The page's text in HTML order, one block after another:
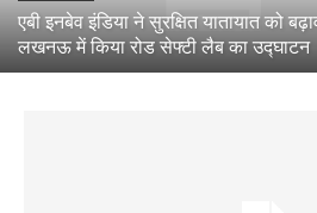
एबी इनबेव इंडिया ने सुरक्षित यातायात को
लखनऊ में किया रोड सेफ्टी लैब का उद्घाटन